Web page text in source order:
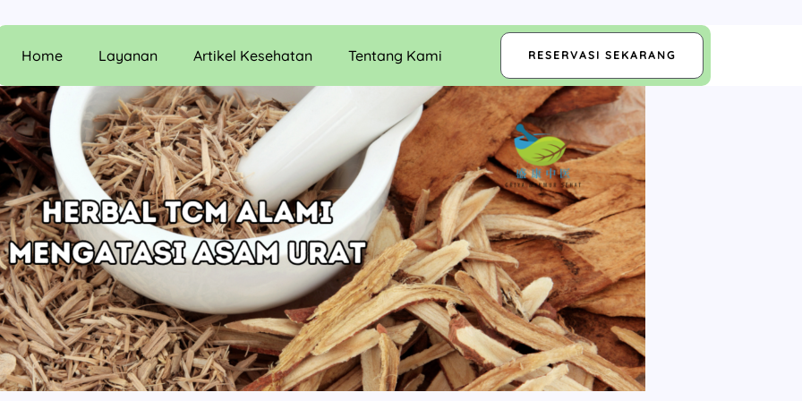
Home Layanan Artikel Kesehatan Tentang Kami RESERVASI SEKARANG